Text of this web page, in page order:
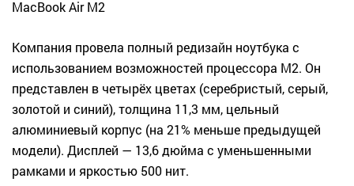
MacBook Air M2
Компания провела полный редизайн ноутбука с
использованием возможностей процессора M2. Он
представлен в четырёх цветах (серебристый, серый,
золотой и синий), толщина 11,3 мм, цельный
алюминиевый корпус (на 21% меньше предыдущей
модели). Дисплей — 13,6 дюйма с уменьшенными
рамками и яркостью 500 нит.